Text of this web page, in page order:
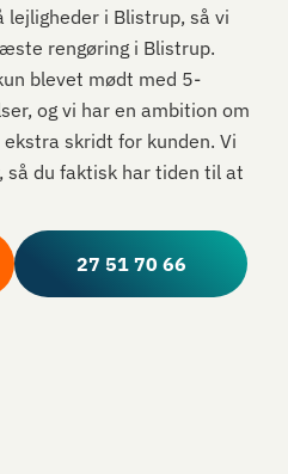
lejligheder i Blistrup, så vi
rengøring i Blistrup.
blevet mødt med 5-
og vi har en ambition om
skridt for kunden. Vi
så du faktisk har tiden til at
27 51 70 66